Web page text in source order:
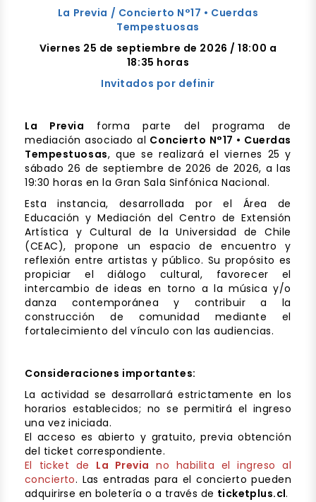
La Previa / Concierto N°17 • Cuerdas
Tempestuosas
Viernes 25 de septiembre de 2026 / 18:00 a
18:35 horas
Invitados por definir
La Previa forma parte del programa de
mediación asociado al Concierto N°17 • Cuerdas
Tempestuosas, que se realizará el viernes 25 y
sábado 26 de septiembre de 2026 de 2026, a las
19:30 horas en la Gran Sala Sinfónica Nacional.
Esta instancia, desarrollada por el Área de
Educación y Mediación del Centro de Extensión
Artística y Cultural de la Universidad de Chile
(CEAC), propone un espacio de encuentro y
reflexión entre artistas y público. Su propósito es
propiciar el diálogo cultural, favorecer el
intercambio de ideas en torno a la música y/o
danza contemporánea y contribuir a la
construcción de comunidad mediante el
fortalecimiento del vínculo con las audiencias.
Consideraciones importantes:
La actividad se desarrollará estrictamente en los
horarios establecidos; no se permitirá el ingreso
una vez iniciada.
El acceso es abierto y gratuito, previa obtención
del ticket correspondiente.
El ticket de La Previa no habilita el ingreso al
concierto. Las entradas para el concierto pueden
adquirirse en boletería o a través de ticketplus.cl.